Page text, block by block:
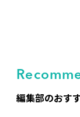
編集部のおす